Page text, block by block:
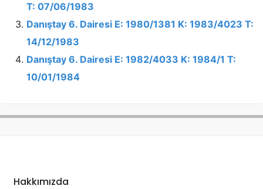
T: 07/06/1983
Danıştay 6. Dairesi E: 1980/1381 K: 1983/4023 T:
14/12/1983
Danıştay 6. Dairesi E: 1982/4033 K: 1984/1 T:
10/01/1984
Hakkımızda